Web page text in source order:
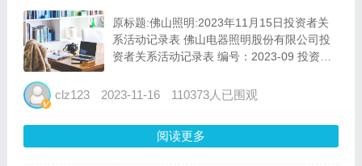
原标题:佛山照明:2023年11月15日投资者关
系活动记录表 佛山电器照明股份有限公司投
资者关系活动记录表 编号：2023-09 投资者
媒体采访 □业绩说明会 ?新闻发...
clz123 2023-11-16 110373人已围观
阅读更多